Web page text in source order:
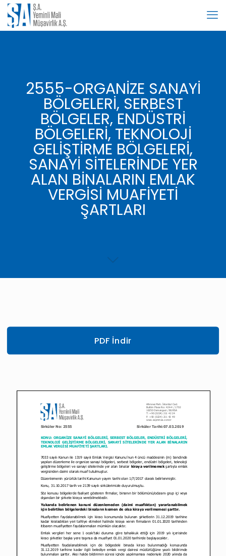
2555-ORGANİZE SANAYİ
BÖLGELERİ, SERBEST
BÖLGELER, ENDÜSTRİ
BÖLGELERİ, TEKNOLOJİ
GELİŞTİRME BÖLGELERİ,
SANAYİ SİTELERİNDE YER
ALAN BİNALARIN EMLAK
VERGİSİ MUAFİYETİ
ŞARTLARI
PDF İndir